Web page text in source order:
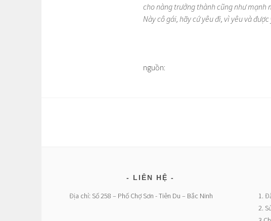
cho nàng trưởng thành cũng như mạnh
Này cô gái, hãy cứ yêu đi, vì yêu và
nguồn:
LIÊN HỆ
Địa chỉ: Số 258 – Phố Chợ Sơn - Tiên Du – Bắc Ninh
1.
2.